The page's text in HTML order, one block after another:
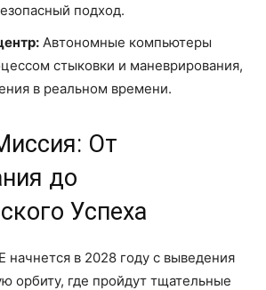
подход.
Автономные компьютеры
стыковки и маневрирования,
в реальном времени.
От
до
Успеха
начнется в 2028 году с выведения
орбиту, где пройдут тщательные